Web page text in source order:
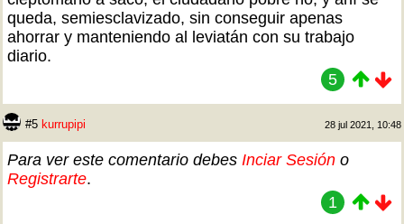
queda, semiesclavizado, sin conseguir apenas
ahorrar y manteniendo al leviatán con su trabajo
diario.
5
#5 kurrupipi 28 jul 2021, 10:48
Para ver este comentario debes Inciar Sesión o
Registrarte.
1